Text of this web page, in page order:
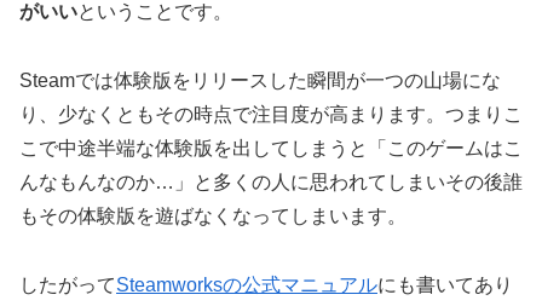
がいいということです。
Steamでは体験版をリリースした瞬間が一つの山場にな
り、少なくともその時点で注目度が高まります。つまりこ
こで中途半端な体験版を出してしまうと「このゲームはこ
んなもんなのか…」と多くの人に思われてしまいその後誰
もその体験版を遊ばなくなってしまいます。
したがってSteamworksの公式マニュアルにも書いてあり